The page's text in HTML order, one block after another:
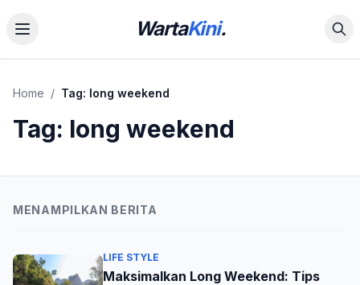
WartaKini.
Home / Tag: long weekend
Tag: long weekend
MENAMPILKAN BERITA
LIFE STYLE
Maksimalkan Long Weekend: Tips